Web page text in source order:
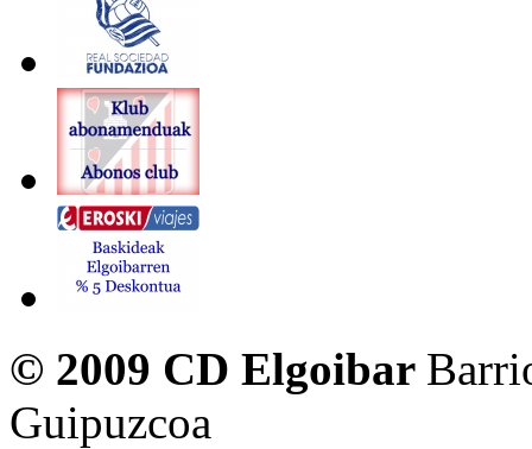
© 2009 CD Elgoibar
Guipuzcoa